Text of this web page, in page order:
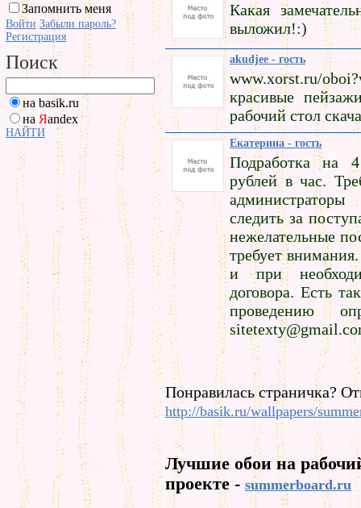
Запомнить меня
Войти Забыли пароль?
Регистрация
Поиск
на basik.ru
на Яandex
НАЙТИ
Какая
выложил!:)
akudjee - гость
www.xorst.ru/
красивые
рабочий стол
Екатерина - гость
Подработка на
рублей в час.
следить за
нежелательные
требует
и при
договора. Есть
проведению
Понравилась страничка?
http://basik.ru/wallpapers/
Лучшие обои на
проекте - summerboard.ru